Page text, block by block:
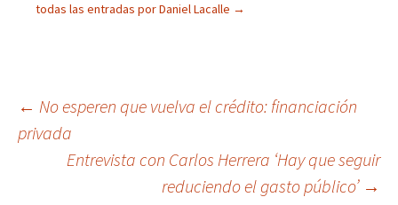
todas las entradas por Daniel Lacalle →
Navegación
de
← No esperen que vuelva el crédito: financiación
privada
Entrevista con Carlos Herrera ‘Hay que seguir
reduciendo el gasto público’ →